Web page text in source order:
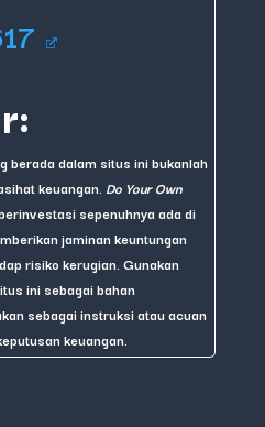
berada dalam situs ini bukanlah
keuangan. Do Your Own
sepenuhnya ada di
jaminan keuntungan
risiko kerugian. Gunakan
ini sebagai bahan
sebagai instruksi atau acuan
keuangan.